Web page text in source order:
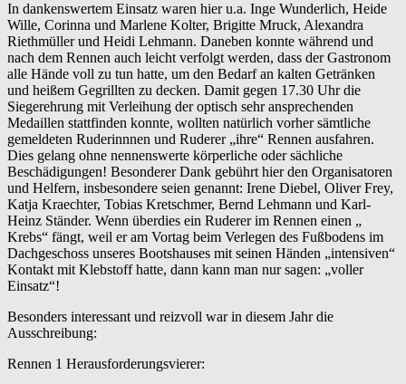
In dankenswertem Einsatz waren hier u.a. Inge Wunderlich, Heide
Wille, Corinna und Marlene Kolter, Brigitte Mruck, Alexandra
Riethmüller und Heidi Lehmann. Daneben konnte während und
nach dem Rennen auch leicht verfolgt werden, dass der Gastronom
alle Hände voll zu tun hatte, um den Bedarf an kalten Getränken
und heißem Gegrillten zu decken. Damit gegen 17.30 Uhr die
Siegerehrung mit Verleihung der optisch sehr ansprechenden
Medaillen stattfinden konnte, wollten natürlich vorher sämtliche
gemeldeten Ruderinnnen und Ruderer „ihre“ Rennen ausfahren.
Dies gelang ohne nennenswerte körperliche oder sächliche
Beschädigungen! Besonderer Dank gebührt hier den Organisatoren
und Helfern, insbesondere seien genannt: Irene Diebel, Oliver Frey,
Katja Kraechter, Tobias Kretschmer, Bernd Lehmann und Karl-
Heinz Ständer. Wenn überdies ein Ruderer im Rennen einen „
Krebs“ fängt, weil er am Vortag beim Verlegen des Fußbodens im
Dachgeschoss unseres Bootshauses mit seinen Händen „intensiven“
Kontakt mit Klebstoff hatte, dann kann man nur sagen: „voller
Einsatz“!
Besonders interessant und reizvoll war in diesem Jahr die
Ausschreibung:
Rennen 1 Herausforderungsvierer: